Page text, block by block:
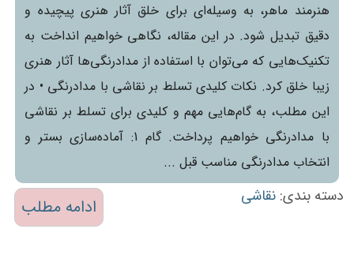
هنرمند ماهر، به وسیله‌ای برای خلق آثار هنری پیچیده و
دقیق تبدیل شود. در این مقاله، نگاهی خواهیم انداخت به
تکنیک‌هایی که می‌توان با استفاده از مدادرنگی‌ها آثار هنری
زیبا خلق کرد. نکات کلیدی تسلط بر نقاشی با مدادرنگی • در
این مطلب، به گام‌هایی مهم و کلیدی برای تسلط بر نقاشی
با مدادرنگی خواهیم پرداخت. گام 1: آماده‌سازی بستر و
انتخاب مدادرنگی مناسب قبل ...
ادامه مطلب دسته بندی:نقاشی